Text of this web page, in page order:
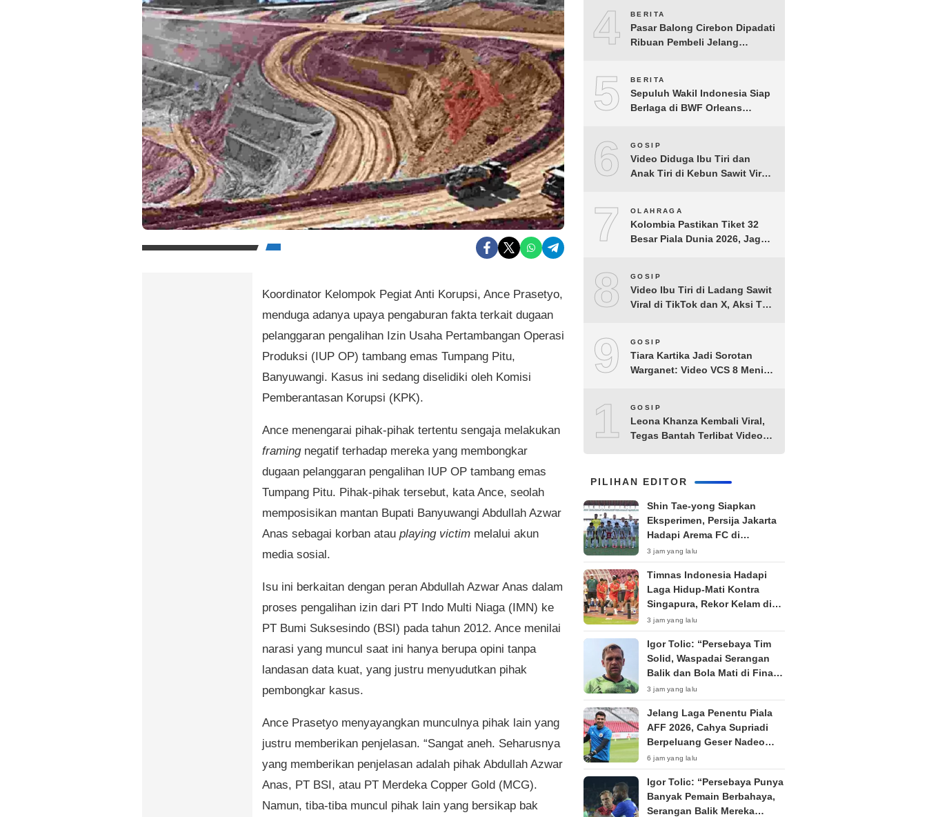
Koordinator Kelompok Pegiat Anti Korupsi, Ance Prasetyo,
menduga adanya upaya pengaburan fakta terkait dugaan
pelanggaran pengalihan Izin Usaha Pertambangan Operasi
Produksi (IUP OP) tambang emas Tumpang Pitu,
Banyuwangi. Kasus ini sedang diselidiki oleh Komisi
Pemberantasan Korupsi (KPK).
Ance menengarai pihak-pihak tertentu sengaja melakukan
framingnegatif terhadap mereka yang membongkar
dugaan pelanggaran pengalihan IUP OP tambang emas
Tumpang Pitu. Pihak-pihak tersebut, kata Ance, seolah
memposisikan mantan Bupati Banyuwangi Abdullah Azwar
Anas sebagai korban atau playing victim melalui akun
media sosial.
Isu ini berkaitan dengan peran Abdullah Azwar Anas dalam
proses pengalihan izin dari PT Indo Multi Niaga (IMN) ke
PT Bumi Suksesindo (BSI) pada tahun 2012. Ance menilai
narasi yang muncul saat ini hanya berupa opini tanpa
landasan data kuat, yang justru menyudutkan pihak
pembongkar kasus.
Ance Prasetyo menyayangkan munculnya pihak lain yang
justru memberikan penjelasan. “Sangat aneh. Seharusnya
yang memberikan penjelasan adalah pihak Abdullah Azwar
Anas, PT BSI, atau PT Merdeka Copper Gold (MCG).
Namun, tiba-tiba muncul pihak lain yang bersikap bak
4 BERITA
Pasar Balong Cirebon Dipadati
Ribuan Pembeli Jelang
5 BERITA
Sepuluh Wakil Indonesia Siap
Berlaga di BWF Orleans
6 GOSIP
Video Diduga Ibu Tiri dan
Anak Tiri di Kebun Sawit Viral,
7 OLAHRAGA
Kolombia Pastikan Tiket 32
Besar Piala Dunia 2026, Jaga
8 GOSIP
Video Ibu Tiri di Ladang Sawit
Viral di TikTok dan X, Aksi Tak
9 GOSIP
Tiara Kartika Jadi Sorotan
Warganet: Video VCS 8 Menit
10
GOSIP
Leona Khanza Kembali Viral,
Tegas Bantah Terlibat Video
PILIHAN EDITOR
Shin Tae-yong Siapkan
Eksperimen, Persija Jakarta
Hadapi Arema FC di
Perebutan Peringkat Tiga
Piala Presiden 2026
3 jam yang lalu
Timnas Indonesia Hadapi
Laga Hidup-Mati Kontra
Singapura, Rekor Kelam di
Kandang The Lions
Menghantui
3 jam yang lalu
Igor Tolic: “Persebaya Tim
Solid, Waspadai Serangan
Balik dan Bola Mati di Final
Piala Presiden 2026”
3 jam yang lalu
Jelang Laga Penentu Piala
AFF 2026, Cahya Supriadi
Berpeluang Geser Nadeo
Argawinata di Bawah Mistar
Timnas Indonesia
6 jam yang lalu
Igor Tolic: “Persebaya Punya
Banyak Pemain Berbahaya,
Serangan Balik Mereka